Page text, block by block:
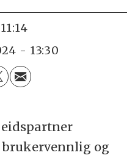
- 13:30
og